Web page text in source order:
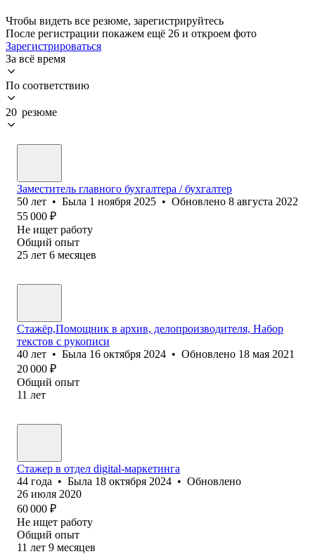
Чтобы видеть все резюме, зарегистрируйтесь
После регистрации покажем ещё 26 и откроем фото
Зарегистрироваться
За всё время
По соответствию
20 резюме
Заместитель главного бухгалтера / бухгалтер
50 лет • Была 1 ноября 2025 • Обновлено 8 августа 2022
55 000 ₽
Не ищет работу
Общий опыт
25 лет 6 месяцев
Стажёр,Помощник в архив, делопроизводителя, Набор
текстов с рукописи
40 лет • Была 16 октября 2024 • Обновлено 18 мая 2021
20 000 ₽
Общий опыт
11 лет
Стажер в отдел digital-маркетинга
44 года • Была 18 октября 2024 • Обновлено
26 июля 2020
60 000 ₽
Не ищет работу
Общий опыт
11 лет 9 месяцев